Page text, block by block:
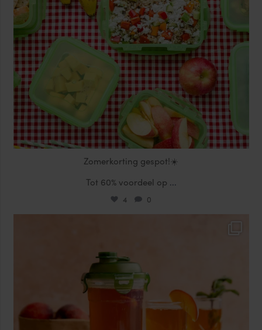
Zomerkorting gespot!☀️
Tot 60% voordeel op ...
4 0